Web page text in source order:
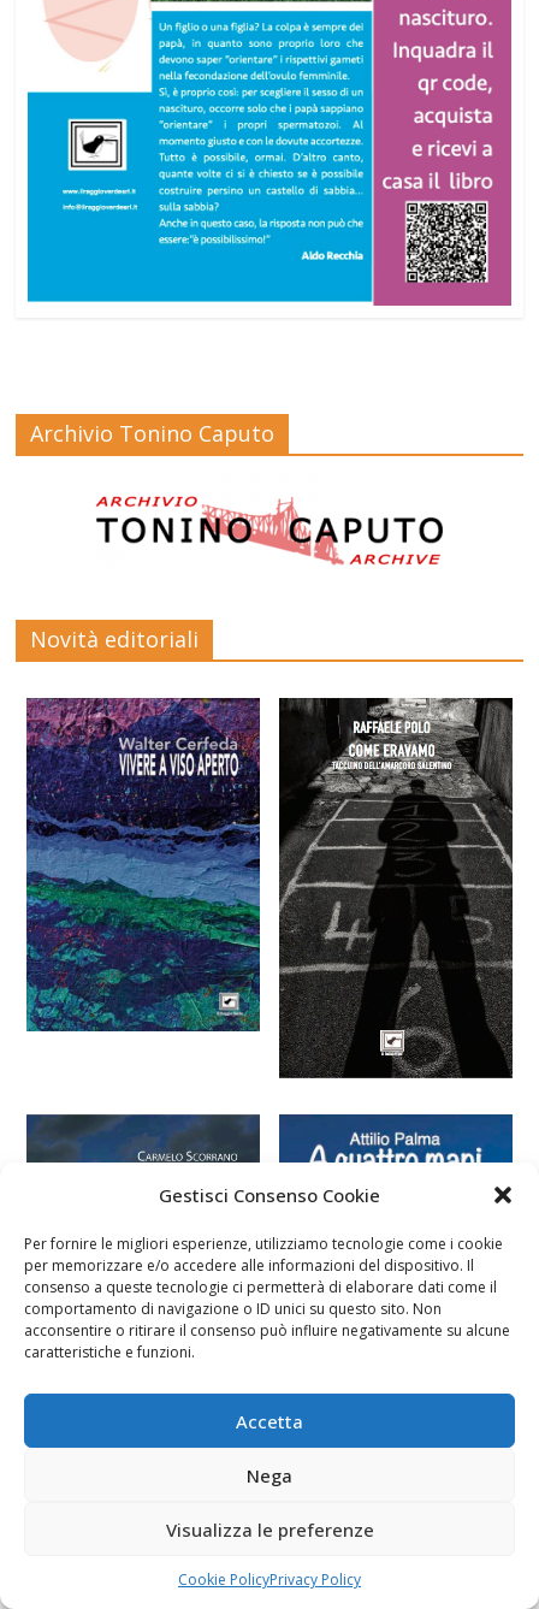
Gestisci Consenso Cookie
Per fornire le migliori esperienze, utilizziamo tecnologie come i cookie
per memorizzare e/o accedere alle informazioni del dispositivo. Il
consenso a queste tecnologie ci permetterà di elaborare dati come il
comportamento di navigazione o ID unici su questo sito. Non
acconsentire o ritirare il consenso può influire negativamente su alcune
caratteristiche e funzioni.
Accetta
Nega
Visualizza le preferenze
Cookie PolicyPrivacy Policy
Archivio Tonino Caputo
Novità editoriali